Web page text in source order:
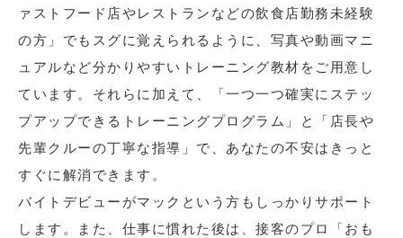
ァストフード店やレストランなどの飲食店勤務未経験
の方」でもスグに覚えられるように、写真や動画マニ
ュアルなど分かりやすいトレーニング教材をご用意し
ています。それらに加えて、「一つ一つ確実にステッ
プアップできるトレーニングプログラム」と「店長や
先輩クルーの丁寧な指導」で、あなたの不安はきっと
すぐに解消できます。
バイトデビューがマックという方もしっかりサポート
します。また、仕事に慣れた後は、接客のプロ「おも